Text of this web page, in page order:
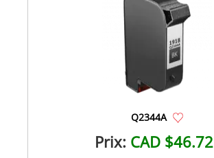
Q2344A
Prix: CAD $46.72